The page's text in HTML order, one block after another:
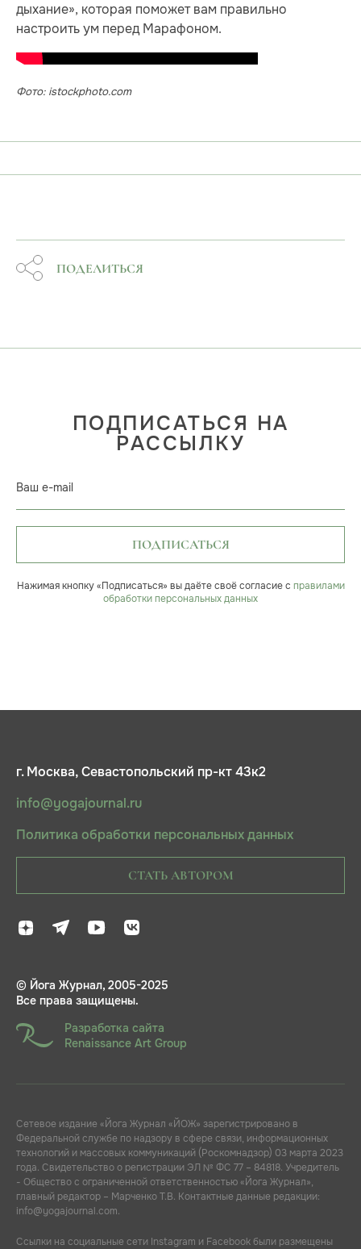
дыхание», которая поможет вам правильно
настроить ум перед Марафоном.
Фото: istockphoto.com
ПОДЕЛИТЬСЯ
ПОДПИСАТЬСЯ НА
РАССЫЛКУ
Ваш e-mail
ПОДПИСАТЬСЯ
Нажимая кнопку «Подписаться» вы даёте своё согласие с правилами
обработки персональных данных
г. Москва, Севастопольский пр-кт 43к2
info@yogajournal.ru
Политика обработки персональных данных
СТАТЬ АВТОРОМ
© Йога Журнал, 2005-2025
Все права защищены.
Разработка сайта
Renaissance Art Group
Сетевое издание «Йога Журнал «ЙОЖ» зарегистрировано в
Федеральной службе по надзору в сфере связи, информационных
технологий и массовых коммуникаций (Роскомнадзор) 03 марта 2023
года. Свидетельство о регистрации ЭЛ № ФС 77 – 84818. Учредитель
- Общество с ограниченной ответственностью «Йога Журнал»,
главный редактор – Марченко Т.В. Контактные данные редакции:
info@yogajournal.com.
Ссылки на социальные сети Instagram и Facebook были размещены